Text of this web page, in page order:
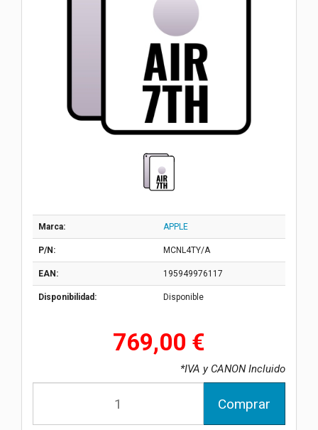
Marca: APPLE
P/N: MCNL4TY/A
EAN: 195949976117
Disponibilidad: Disponible
769,00 €
*IVA y CANON Incluido
Comprar